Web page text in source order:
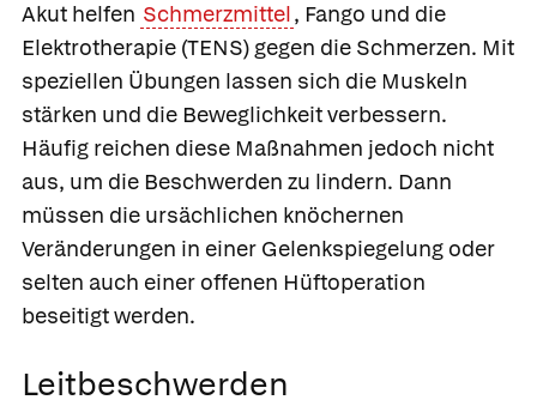
Akut helfen Schmerzmittel, Fango und die
Elektrotherapie (TENS) gegen die Schmerzen. Mit
speziellen Übungen lassen sich die Muskeln
stärken und die Beweglichkeit verbessern.
Häufig reichen diese Maßnahmen jedoch nicht
aus, um die Beschwerden zu lindern. Dann
müssen die ursächlichen knöchernen
Veränderungen in einer Gelenkspiegelung oder
selten auch einer offenen Hüftoperation
beseitigt werden.
Leitbeschwerden